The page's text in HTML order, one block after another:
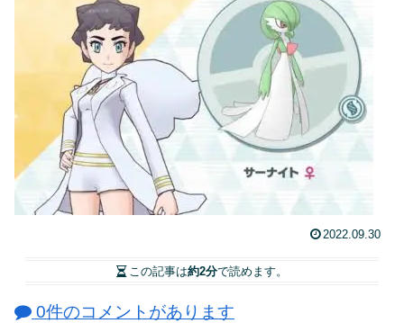
2022.09.30
この記事は約2分で読めます。
0件のコメントがあります